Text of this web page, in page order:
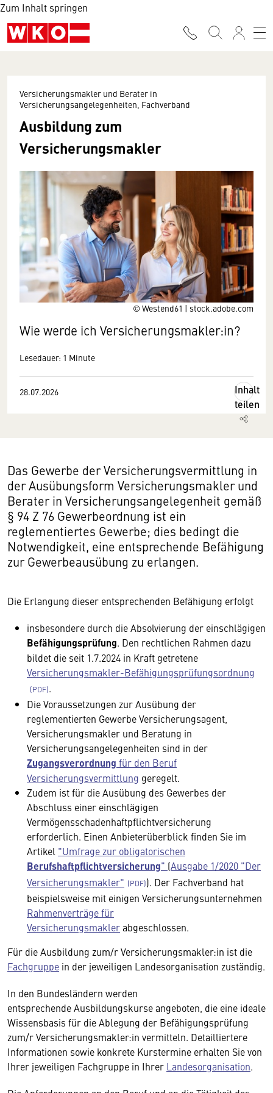
Zum Inhalt springen
© Westend61 | stock.adobe.com
Versicherungsmakler und Berater in
Versicherungsangelegenheiten, Fachverband
Ausbildung zum
Versicherungsmakler
Wie werde ich Versicherungsmakler:in?
Lesedauer: 1 Minute
28.07.2026
Inhalt
teilen
Das Gewerbe der Versicherungsvermittlung in
der Ausübungsform Versicherungsmakler und
Berater in Versicherungsangelegenheit gemäß
§ 94 Z 76 Gewerbeordnung ist ein
reglementiertes Gewerbe; dies bedingt die
Notwendigkeit, eine entsprechende Befähigung
zur Gewerbeausübung zu erlangen.
Die Erlangung dieser entsprechenden Befähigung erfolgt
insbesondere durch die Absolvierung der einschlägigen
Befähigungsprüfung. Den rechtlichen Rahmen dazu
bildet die seit 1.7.2024 in Kraft getretene
Versicherungsmakler-Befähigungsprüfungsordnung
.
Die Voraussetzungen zur Ausübung der
reglementierten Gewerbe Versicherungsagent,
Versicherungsmakler und Beratung in
Versicherungsangelegenheiten sind in der
Zugangsverordnung für den Beruf
Versicherungsvermittlung geregelt.
Zudem ist für die Ausübung des Gewerbes der
Abschluss einer einschlägigen
Vermögensschadenhaftpflichtversicherung
erforderlich. Einen Anbieterüberblick finden Sie im
Artikel "Umfrage zur obligatorischen
Berufshaftpflichtversicherung" (Ausgabe 1/2020 "Der
Versicherungsmakler"
). Der Fachverband hat
beispielsweise mit einigen Versicherungsunternehmen
Rahmenverträge für
Versicherungsmaklerabgeschlossen.
Für die Ausbildung zum/r Versicherungsmakler:in ist die
Fachgruppe in der jeweiligen Landesorganisation zuständig.
In den Bundesländern werden
entsprechende Ausbildungskurse angeboten, die eine ideale
Wissensbasis für die Ablegung der Befähigungsprüfung
zum/r Versicherungsmakler:in vermitteln. Detailliertere
Informationen sowie konkrete Kurstermine erhalten Sie von
Ihrer jeweiligen Fachgruppe in Ihrer Landesorganisation.